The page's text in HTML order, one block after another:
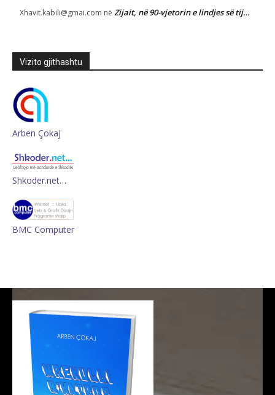
Xhavit.kabili@gmai.com në Zijait, në 90-vjetorin e lindjes së tij…
Vizito gjithashtu
Arben Çokaj
Shkoder.net…
BMC Computer